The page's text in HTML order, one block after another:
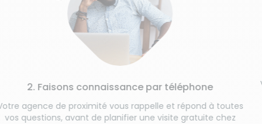
de proximité vous rappelle et répond à toutes
avant de planifier une visite gratuite chez
connaissance par téléphone
vos